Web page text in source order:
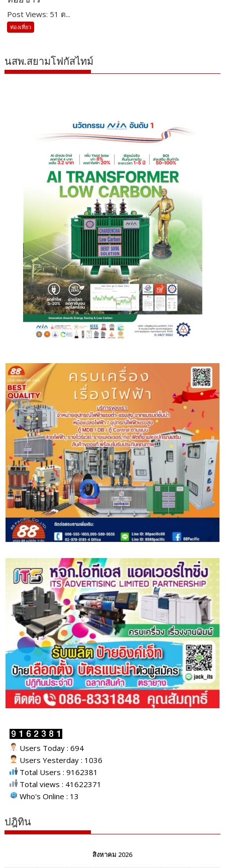
Post Views: 51 ต...
ท่องเที่ยว
นสพ.สยามโฟกัสไทม์
Users Today : 694
Users Yesterday : 1036
Total Users : 9162381
Total views : 41622371
Who's Online : 13
ปฎิทิน
สิงหาคม 2026